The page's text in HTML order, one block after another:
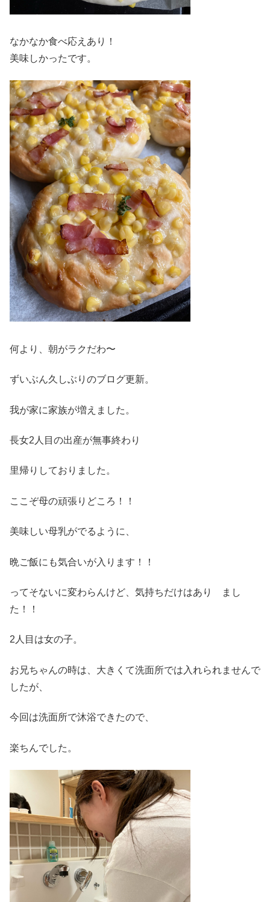
なかなか食べ応えあり！
美味しかったです。
何より、朝がラクだわ〜
ずいぶん久しぶりのブログ更新。
我が家に家族が増えました。
長女2人目の出産が無事終わり
里帰りしておりました。
ここぞ母の頑張りどころ！！
美味しい母乳がでるように、
晩ご飯にも気合いが入ります！！
ってそないに変わらんけど、気持ちだけはあり まし
た！！
2人目は女の子。
お兄ちゃんの時は、大きくて洗面所では入れられませんで
したが、
今回は洗面所で沐浴できたので、
楽ちんでした。